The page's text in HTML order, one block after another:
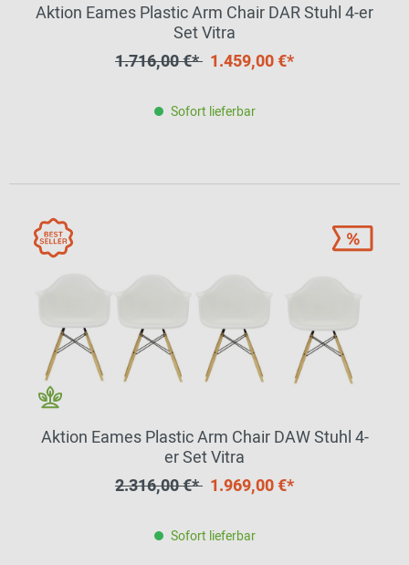
Aktion Eames Plastic Arm Chair DAR Stuhl 4-er
Set Vitra
1.716,00 €* 1.459,00 €*
Sofort lieferbar
Aktion Eames Plastic Arm Chair DAW Stuhl 4-
er Set Vitra
2.316,00 €* 1.969,00 €*
Sofort lieferbar